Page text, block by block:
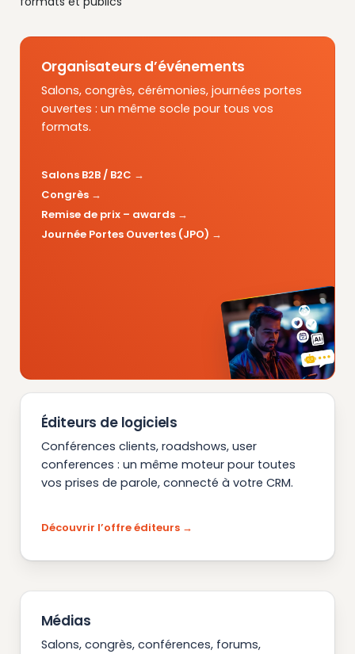
Organisateurs d’événements
Salons, congrès, cérémonies, journées portes
ouvertes : un même socle pour tous vos
formats.
Salons B2B / B2C
Congrès
Remise de prix – awards
Journée Portes Ouvertes (JPO)
Éditeurs de logiciels
Conférences clients, roadshows, user
conferences : un même moteur pour toutes
vos prises de parole, connecté à votre CRM.
Découvrir l’offre éditeurs
Médias
Salons, congrès, conférences, forums,